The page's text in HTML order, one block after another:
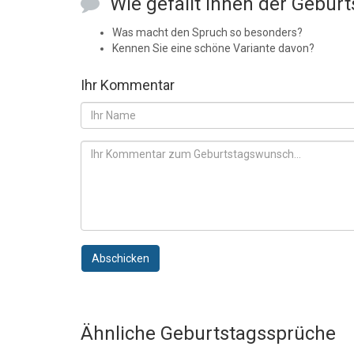
Was macht den Spruch so besonders?
Kennen Sie eine schöne Variante davon?
Ihr Kommentar
Abschicken
Ähnliche Geburtstagssprüche